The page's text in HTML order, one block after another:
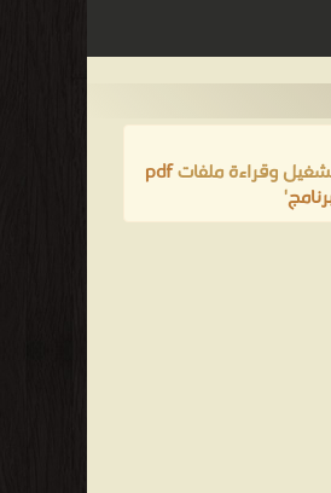
وقراءة ملفاتpdf
'